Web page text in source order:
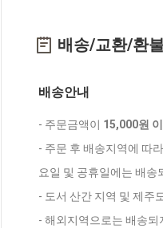
배송/교환/환
배송안내
- 주문금액이 15,000원
- 주문 후 배송지역에 따
요일 및 공휴일에는 배송
- 도서 산간 지역 및 제주
- 해외지역으로는 배송되